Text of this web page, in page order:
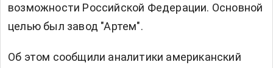
возможности Российской Федерации. Основной
целью был завод "Артем".
Об этом сообщили аналитики американский